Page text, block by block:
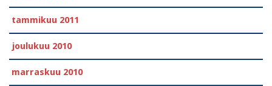
tammikuu 2011
joulukuu 2010
marraskuu 2010